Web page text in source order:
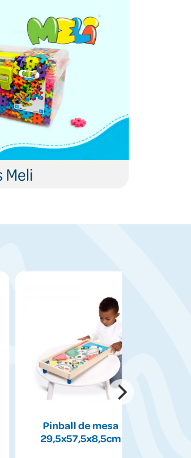
Meli
Pinball de mesa
29,5x57,5x8,5cm